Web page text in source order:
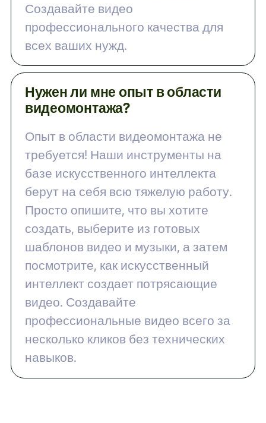
Создавайте видео
профессионального качества для
всех ваших нужд.
Нужен ли мне опыт в области
видеомонтажа?
Опыт в области видеомонтажа не
требуется! Наши инструменты на
базе искусственного интеллекта
берут на себя всю тяжелую работу.
Просто опишите, что вы хотите
создать, выберите из готовых
шаблонов видео и музыки, а затем
посмотрите, как искусственный
интеллект создает потрясающие
видео. Создавайте
профессиональные видео всего за
несколько кликов без технических
навыков.